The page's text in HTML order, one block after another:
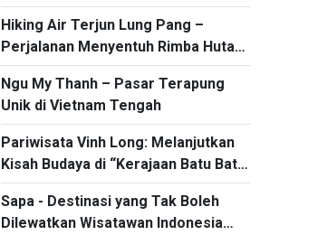
Hiking Air Terjun Lung Pang –
Perjalanan Menyentuh Rimba Hutan
Phong Quang
Ngu My Thanh – Pasar Terapung
Unik di Vietnam Tengah
Pariwisata Vinh Long: Melanjutkan
Kisah Budaya di “Kerajaan Batu Bata
dan Keramik”
Sapa - Destinasi yang Tak Boleh
Dilewatkan Wisatawan Indonesia